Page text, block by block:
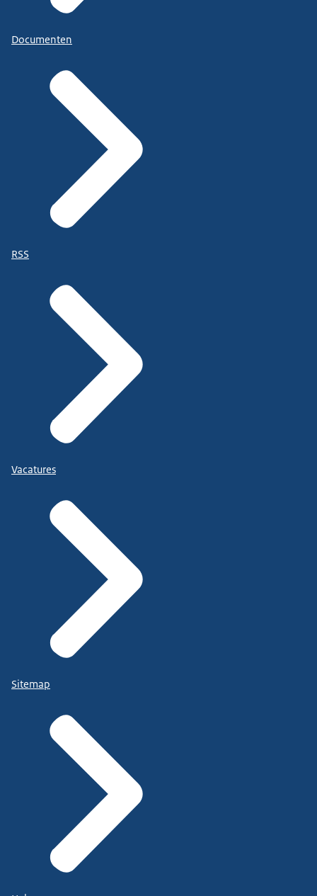
Documenten
RSS
Vacatures
Sitemap